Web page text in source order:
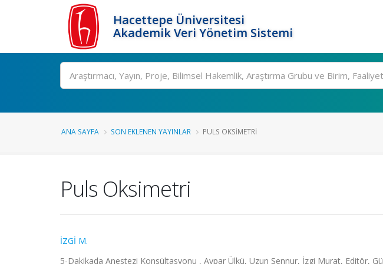
Hacettepe Üniversitesi
Akademik Veri Yönetim Sistemi
Ara
ANA SAYFA SON EKLENEN YAYINLAR PULS OKSIMETRI
Puls Oksimetri
İZGİ M.
5-Dakikada Anestezi Konsültasyonu , Aypar Ülkü, Uzun Şennur, İzgi Murat, Editör,